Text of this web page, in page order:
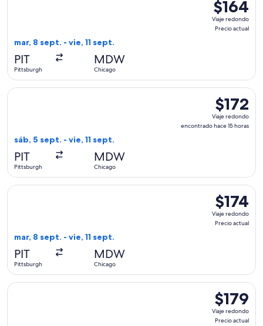
$164
Viaje
redondo,
$164
Viaje redondo
Precio actual
mar, 8 sept. - vie, 11 sept.
PIT
Pittsburgh
MDW
Chicago
$172
Viaje
redondo,
$172
Viaje redondo
encontrado hace 15 horas
sáb, 5 sept. - vie, 11 sept.
PIT
Pittsburgh
MDW
Chicago
Seleccionar vuelo de Southwest Airlines, con salida el sáb,
$174
Viaje
redondo,
$174
Viaje redondo
Precio actual
mar, 8 sept. - vie, 11 sept.
PIT
Pittsburgh
MDW
Chicago
Seleccionar vuelo de Southwest Airlines, con salida el mar,
$179
Viaje
redondo,
$179
Viaje redondo
Precio actual
Seleccionar vuelo de Southwest Airlines, con salida el mar,